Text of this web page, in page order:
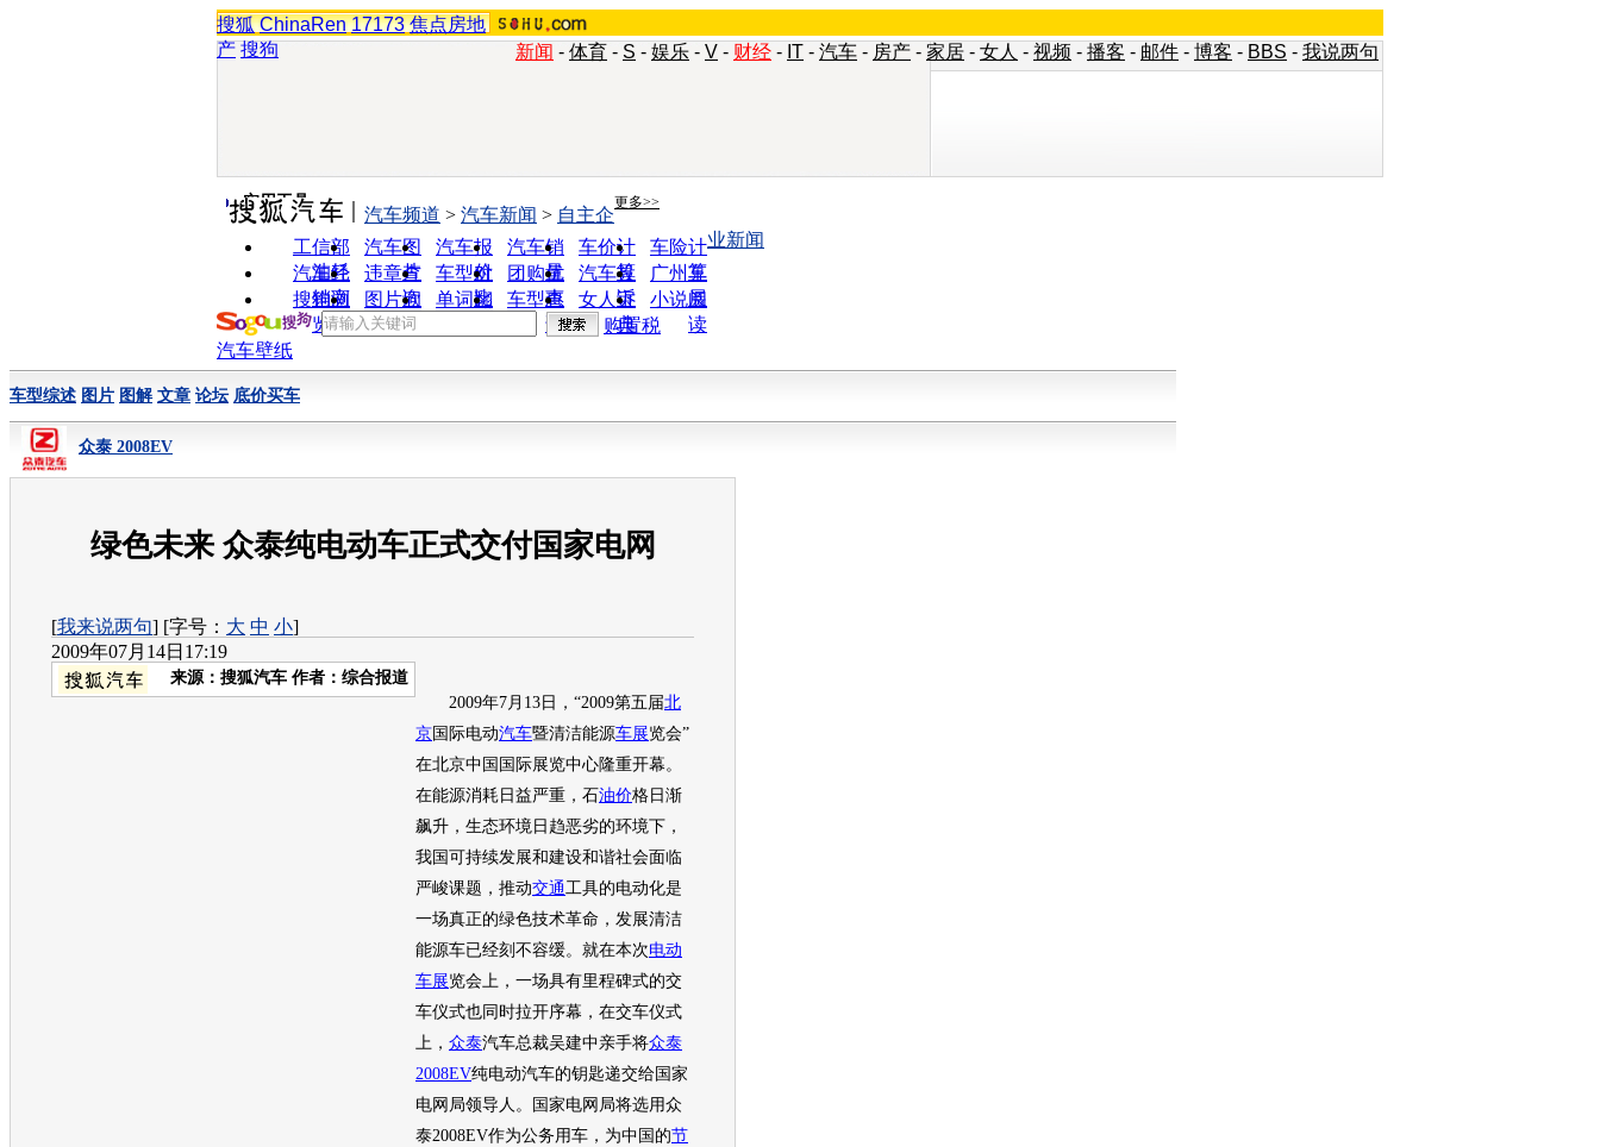
搜狐 ChinaRen 17173 焦点房地
产 搜狗 新闻 - 体育 - S - 娱乐 - V - 财经 - IT - 汽车 - 房产 - 家居 - 女人 - 视频 - 播客 - 邮件 - 博客 - BBS - 我说两句
实用工具 更多>>
工信部
油耗
汽车图
片
汽车报
价
汽车销
量
车价计
算
车险计
算
汽车经
销商
违章查
询
车型对
比
团购优
惠
汽车投
诉
广州车
展
搜狗浏
览器
图片欣
赏
单词翻
车型查
询
女人宝
典
小说阅
读
汽车频道 > 汽车新闻 > 自主企
业新闻
购置税
汽车壁纸
车型综述 图片 图解 文章 论坛 底价买车
众泰 2008EV
绿色未来 众泰纯电动车正式交付国家电网
[我来说两句] [字号： 大 中 小]
2009年07月14日17:19
来源： 搜狐汽车 作者：综合报道
2009年7月13日，“2009第五届北
京 国际电动汽车暨清洁能源车展览会”
在北京中国国际展览中心隆重开幕。
在能源消耗日益严重，石油价格日渐
飙升，生态环境日趋恶劣的环境下，
我国可持续发展和建设和谐社会面临
严峻课题，推动交通 工具的电动化是
一场真正的绿色技术革命，发展清洁
能源车已经刻不容缓。就在本次电动
车展览会上，一场具有里程碑式的交
车仪式也同时拉开序幕，在交车仪式
上， 众泰汽车总裁吴建中亲手将众泰
2008EV纯电动汽车的钥匙递交给国家
电网局领导人。国家电网局将选用众
泰2008EV作为公务用车，为中国的节